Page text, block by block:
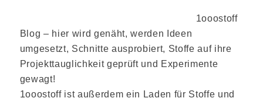
1ooostoff
Blog – hier wird genäht, werden Ideen
umgesetzt, Schnitte ausprobiert, Stoffe auf ihre
Projekttauglichkeit geprüft und Experimente
gewagt!
1ooostoff ist außerdem ein Laden für Stoffe und